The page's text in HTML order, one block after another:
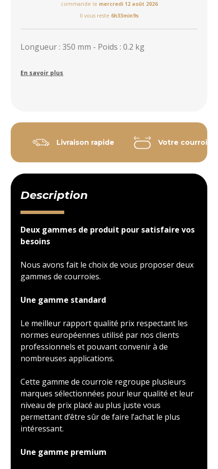
commande le mercredi 12 août 2026
Il vous reste 6h33min8s
Longueur : 350 mm - Poids : 0.2 kg
En savoir plus
Livraison rapide Votre courroie
Description
Deux gammes de produit pour satisfaire vos
besoins
Nous avons fait le choix de vous proposer deux
gammes de courroies.
Une gamme standard
Le meilleur rapport qualité prix respectant les
normes européennes utilisé par nos clients
professionnels et pouvant convenir à de
nombreuses applications.
Cette gamme de courroie regroupe plusieurs
marques sélectionnées pour leur qualité et leur
niveau de prix placé au plus juste vous
permettant d’être sûr de faire l’achat le plus
intéressant.
Une gamme premium